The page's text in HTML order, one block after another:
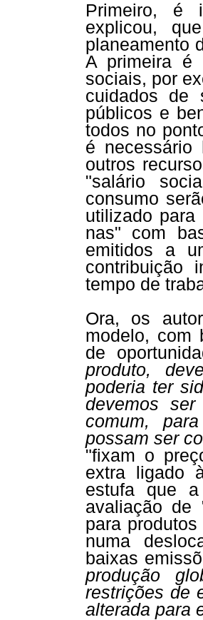
Primeiro, é
explicou,
planeamento
A primeira é
sociais, por
cuidados de
públicos e
todos no
é necessário
outros
"salário
consumo
utilizado
nas" com
emitidos a
contribuição
tempo de
Ora, os
modelo, com
de
produto,
poderia ter
devemos
comum,
possam ser
"fixam o
extra ligado
estufa que
avaliação de
para
numa
baixas
produção
restrições de
alterada para